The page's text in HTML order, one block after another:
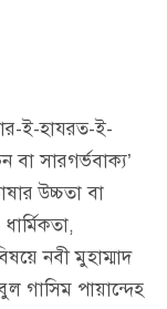
ই-হাযরত-ই-
বা সারগর্ভবাক্য’
উচ্চতা বা
নবী মুহাম্মাদ
গাসিম পায়ান্দেহ